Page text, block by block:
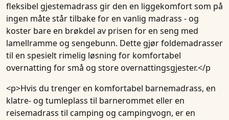
fleksibel gjestemadrass gir den en liggekomfort som på
ingen måte står tilbake for en vanlig madrass - og
koster bare en brøkdel av prisen for en seng med
lamellramme og sengebunn. Dette gjør foldemadrasser
til en spesielt rimelig løsning for komfortabel
overnatting for små og store overnattingsgjester.</p
<p>Hvis du trenger en komfortabel barnemadrass, en
klatre- og tumleplass til barnerommet eller en
reisemadrass til camping og campingvogn, er en